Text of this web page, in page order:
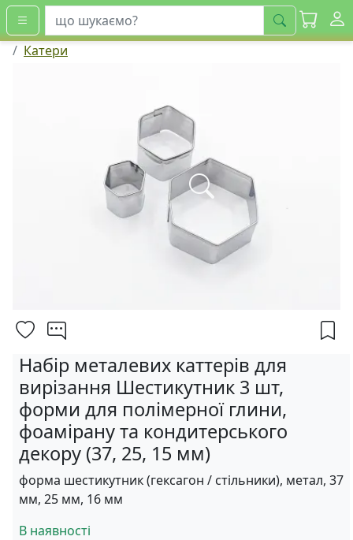
шукати
Катери
Набір металевих каттерів для
вирізання Шестикутник 3 шт,
форми для полімерної глини,
фоамірану та кондитерського
декору (37, 25, 15 мм)
форма шестикутник (гексагон / стільники), метал, 37
мм, 25 мм, 16 мм
В наявності